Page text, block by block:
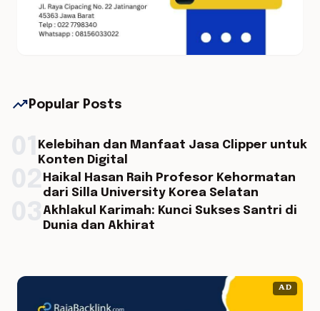
trending_up Popular Posts
Kelebihan dan Manfaat Jasa Clipper untuk
Konten Digital
Haikal Hasan Raih Profesor Kehormatan
dari Silla University Korea Selatan
Akhlakul Karimah: Kunci Sukses Santri di
Dunia dan Akhirat
AD